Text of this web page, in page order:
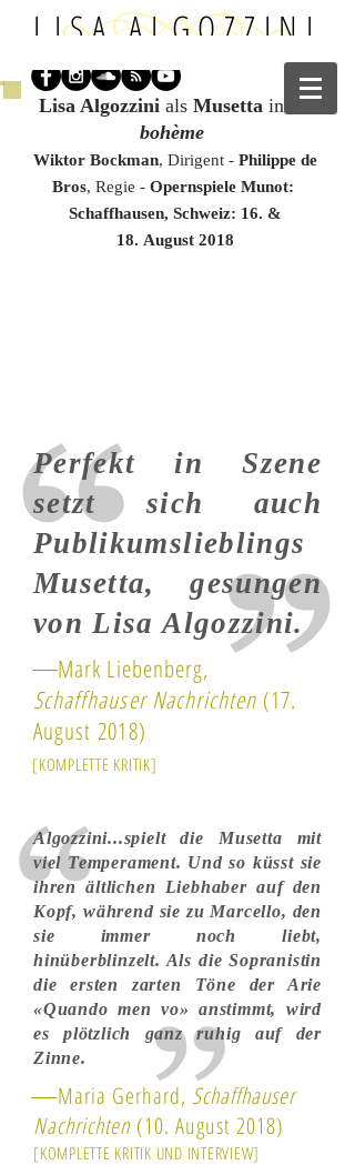
LISA ALGOZZINI
Lisa Algozzini alsMusettain
La
bohème
Wiktor Bockman, Dirigent - Philippe de
Bros, Regie - Opernspiele Munot:
Schaffhausen, Schweiz: 16. &
18. August 2018
Mark Liebenberg,
Schaffhauser Nachrichten (17.
August 2018)
Perfekt in Szene
setzt sich auch
Publikumslieblings
Musetta, gesungen
von Lisa Algozzini.
[KOMPLETTE KRITIK]
Algozzini...spielt die Musetta mit
viel Temperament. Und so küsst sie
ihren ältlichen Liebhaber auf den
Kopf, während sie zu Marcello, den
sie immer noch liebt,
hinüberblinzelt. Als die Sopranistin
die ersten zarten Töne der Arie
«Quando men vo» anstimmt, wird
es plötzlich ganz ruhig auf der
Zinne.
Maria Gerhard, Schaffhauser
Nachrichten (10. August 2018)
[KOMPLETTE KRITIK UND INTERVIEW]